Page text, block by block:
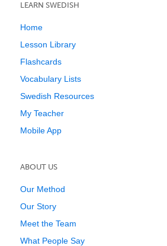
LEARN SWEDISH
Home
Lesson Library
Flashcards
Vocabulary Lists
Swedish Resources
My Teacher
Mobile App
ABOUT US
Our Method
Our Story
Meet the Team
What People Say